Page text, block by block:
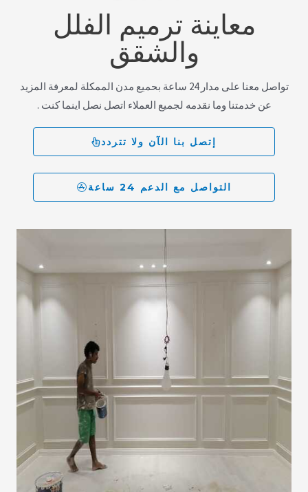
معاينة ترميم الفلل
والشقق
تواصل معنا على مدار 24 ساعة بحميع مدن الممكلة لمعرفة المزيد
عن خدمتنا وما نقدمه لجميع العملاء اتصل نصل اينما كنت .
إتصل بنا الآن ولا تتردد
التواصل مع الدعم 24 ساعة